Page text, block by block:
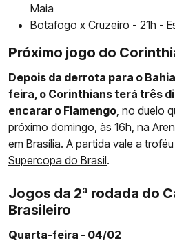
Maia
Botafogo x Cruzeiro - 21h -
Próximo jogo do
Depois da derrota para o
feira, o Corinthians terá três
encarar o Flamengo, no duelo
próximo domingo, às 16h, na
em Brasília. A partida vale a
Supercopa do Brasil.
Jogos da 2ª rodada do
Brasileiro
Quarta-feira - 04/02